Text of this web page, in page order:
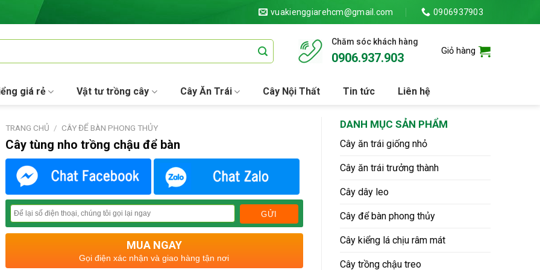
vuakienggiarehcm@gmail.com 0906937903
Chăm sóc khách hàng
0906.937.903 Giỏ hàng
giá rẻ Vật tư trồng cây Cây Ăn Trái Cây Nội Thất Tin tức Liên hệ
DANH MỤC SẢN PHẨM
Cây ăn trái giống nhỏ
Cây ăn trái trưởng thành
Cây dây leo
Cây để bàn phong thủy
Cây kiểng lá chịu râm mát
Cây trồng chậu treo
TRANG CHỦ / CÂY ĐỂ BÀN PHONG THỦY
Cây tùng nho trồng chậu để bàn
MUA NGAY
Gọi điện xác nhận và giao hàng tận nơi